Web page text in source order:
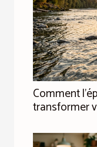
Comment
transformer